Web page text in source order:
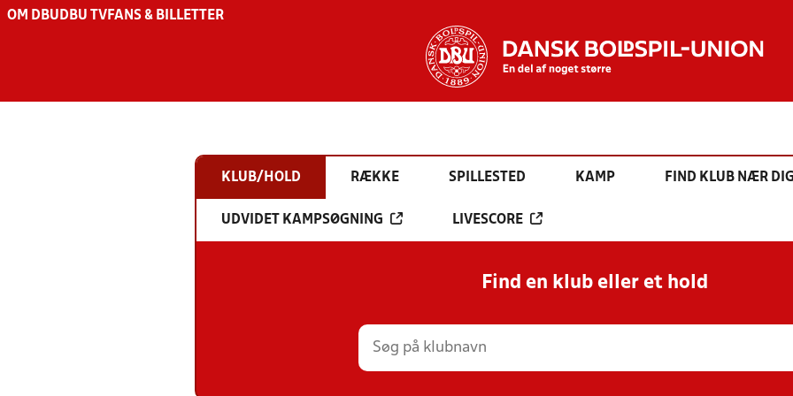
OM DBU DBU TV FANS & BILLETTER
KLUB/HOLD RÆKKE SPILLESTED KAMP FIND KLUB NÆR
UDVIDET KAMPSØGNING LIVESCORE
Find en klub eller et hold